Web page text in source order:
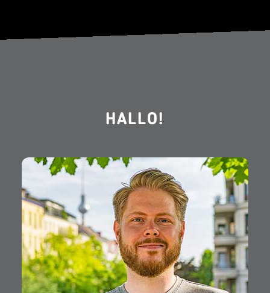
HALLO!